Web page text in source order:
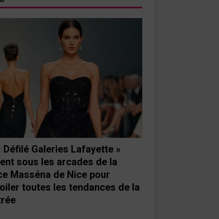
Défilé Galeries Lafayette »
sous les arcades de la
Masséna de Nice pour
toutes les tendances de la